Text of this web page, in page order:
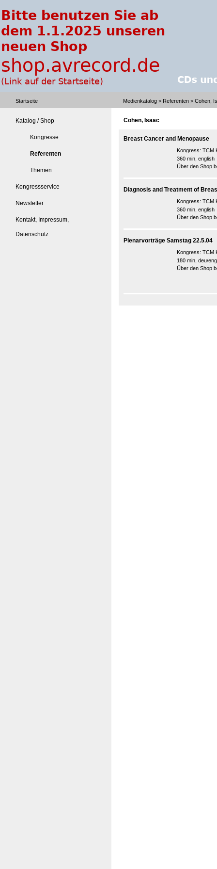
Startseite Medienkatalog > Referenten > Cohen,
Katalog / Shop
Kongresse
Referenten
Themen
Kongressservice
Newsletter
Kontakt, Impressum,
Datenschutz
Cohen, Isaac
Breast Cancer and Menopause
Kongress: TCM
360 min, english
Über den Shop
Diagnosis and Treatment of
Kongress: TCM
360 min, english
Über den Shop
Plenarvorträge Samstag 22.5.04
Kongress: TCM
180 min, deu/eng
Über den Shop